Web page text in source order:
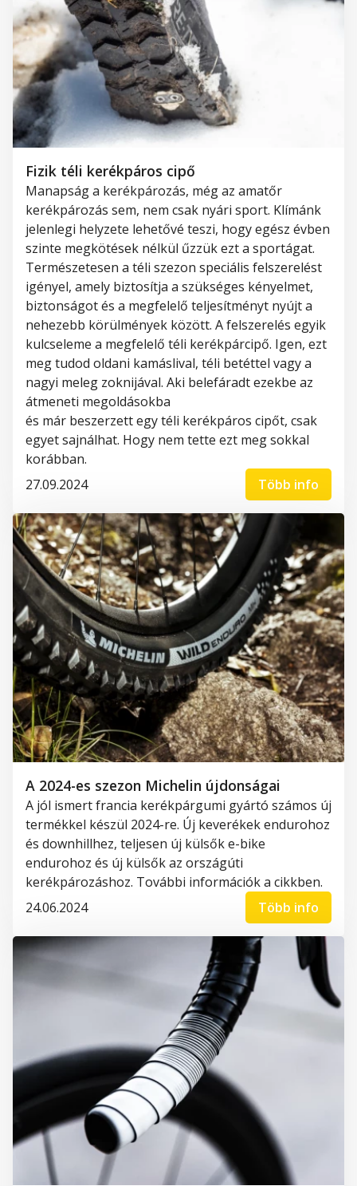
Fizik téli kerékpáros cipő
Manapság a kerékpározás, még az amatőr
kerékpározás sem, nem csak nyári sport. Klímánk
jelenlegi helyzete lehetővé teszi, hogy egész évben
szinte megkötések nélkül űzzük ezt a sportágat.
Természetesen a téli szezon speciális felszerelést
igényel, amely biztosítja a szükséges kényelmet,
biztonságotés a megfelelő teljesítményt nyújta
nehezebb körülmények között. A felszerelés egyik
kulcseleme a megfelelő téli kerékpárcipő. Igen, ezt
meg tudod oldani kamáslival, téli betéttel vagy a
nagyi meleg zoknijával. Aki belefáradt ezekbe az
átmeneti megoldásokba
és már beszerzettegytéli kerékpáros cipőt, csak
egyetsajnálhat. Hogy nem tette ezt megsokkal
korábban.
27.09.2024
Több info
A 2024-es szezon Michelin újdonságai
A jól ismert francia kerékpárgumi gyártó számos új
termékkel készül 2024-re. Új keverékek endurohoz
és downhillhez, teljesen új külsők e-bike
endurohoz és új külsők az országúti
kerékpározáshoz. További információk a cikkben.
24.06.2024
Több info